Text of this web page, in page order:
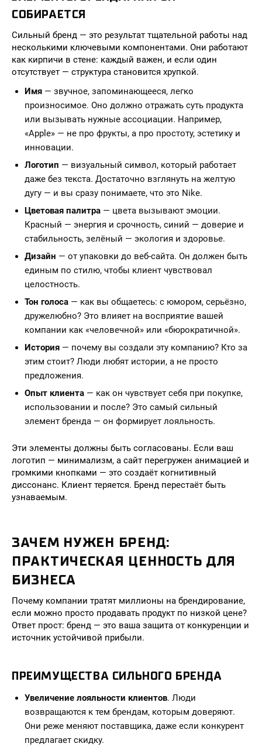
СОБИРАЕТСЯ
Сильный бренд — это результат тщательной работы над
несколькими ключевыми компонентами. Они работают
как кирпичи в стене: каждый важен, и если один
отсутствует — структура становится хрупкой.
Имя — звучное, запоминающееся, легко
произносимое. Оно должно отражать суть продукта
или вызывать нужные ассоциации. Например,
«Apple» — не про фрукты, а про простоту, эстетику и
инновации.
Логотип — визуальный символ, который работает
даже без текста. Достаточно взглянуть на желтую
дугу — и вы сразу понимаете, что это Nike.
Цветовая палитра — цвета вызывают эмоции.
Красный — энергия и срочность, синий — доверие и
стабильность, зелёный — экология и здоровье.
Дизайн — от упаковки до веб-сайта. Он должен быть
единым по стилю, чтобы клиент чувствовал
целостность.
Тон голоса — как вы общаетесь: с юмором, серьёзно,
дружелюбно? Это влияет на восприятие вашей
компании как «человечной» или «бюрократичной».
История — почему вы создали эту компанию? Кто за
этим стоит? Люди любят истории, а не просто
предложения.
Опыт клиента — как он чувствует себя при покупке,
использовании и после? Это самый сильный
элемент бренда — он формирует лояльность.
Эти элементы должны быть согласованы. Если ваш
логотип — минимализм, а сайт перегружен анимацией и
громкими кнопками — это создаёт когнитивный
диссонанс. Клиент теряется. Бренд перестаёт быть
узнаваемым.
ЗАЧЕМ НУЖЕН БРЕНД:
ПРАКТИЧЕСКАЯ ЦЕННОСТЬ ДЛЯ
БИЗНЕСА
Почему компании тратят миллионы на брендирование,
если можно просто продавать продукт по низкой цене?
Ответ прост: бренд — это ваша защита от конкуренции и
источник устойчивой прибыли.
ПРЕИМУЩЕСТВА СИЛЬНОГО БРЕНДА
Увеличение лояльности клиентов. Люди
возвращаются к тем брендам, которым доверяют.
Они реже меняют поставщика, даже если конкурент
предлагает скидку.